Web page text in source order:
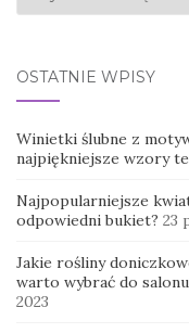
OSTATNIE WPISY
Winietki ślubne z
najpiękniejsze wzory
Najpopularniejsze
odpowiedni bukiet? 23
Jakie rośliny
warto wybrać do
2023